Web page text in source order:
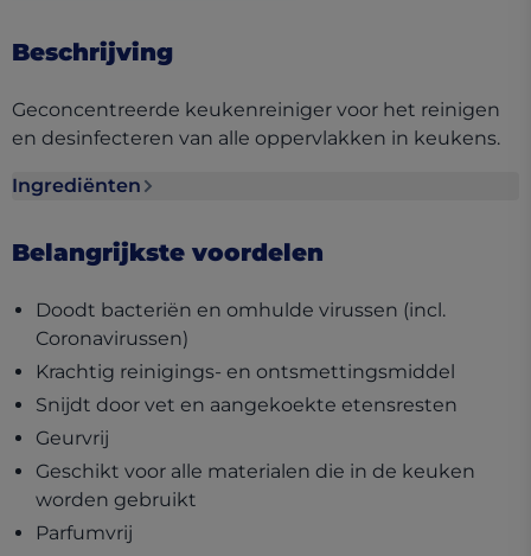
Beschrijving
Geconcentreerde keukenreiniger voor het reinigen
en desinfecteren van alle oppervlakken in keukens.
Ingrediënten
Belangrijkste voordelen
Doodt bacteriën en omhulde virussen (incl.
Coronavirussen)
Krachtig reinigings- en ontsmettingsmiddel
Snijdt door vet en aangekoekte etensresten
Geurvrij
Geschikt voor alle materialen die in de keuken
worden gebruikt
Parfumvrij